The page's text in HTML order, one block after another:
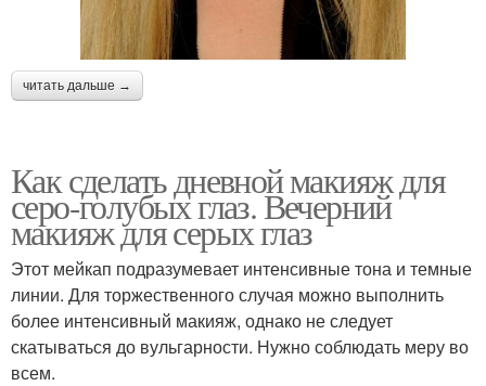
читать дальше →
Как сделать дневной макияж для
серо-голубых глаз. Вечерний
макияж для серых глаз
Этот мейкап подразумевает интенсивные тона и темные
линии. Для торжественного случая можно выполнить
более интенсивный макияж, однако не следует
скатываться до вульгарности. Нужно соблюдать меру во
всем.